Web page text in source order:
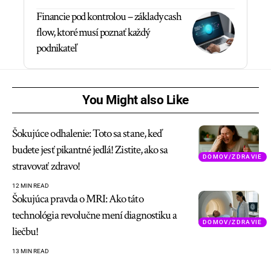
Financie pod kontrolou – základy cash
flow, ktoré musí poznať každý
podnikateľ
You Might also Like
DOMOV/ZDRAVIE
Šokujúce odhalenie: Toto sa stane, keď
budete jesť pikantné jedlá! Zistite, ako sa
stravovať zdravo!
12 MIN READ
DOMOV/ZDRAVIE
Šokujúca pravda o MRI: Ako táto
technológia revolučne mení diagnostiku a
liečbu!
13 MIN READ